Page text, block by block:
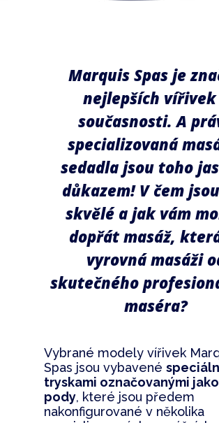
Marquis Spas je
nejlepších
současnosti. A
specializovaná
sedadla jsou toho
důkazem! V čem
skvělé a jak vám
dopřát masáž,
vyrovná masáži
skutečného
maséra?
Vybrané modely vířivek
Spas jsou vybavené
tryskami označovanými jako
pody, které jsou předem
nakonfigurované v několika